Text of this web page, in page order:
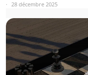
28 décembre 2025